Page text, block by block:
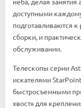
доступными
подготавливаются к
сборки, и
обслуживании.
Телескопы серии
искателями
быстросъемными
хвост» для